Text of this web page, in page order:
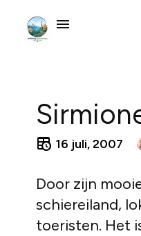
16 juli, 2007
Door zijn
schiereiland,
toeristen. Het